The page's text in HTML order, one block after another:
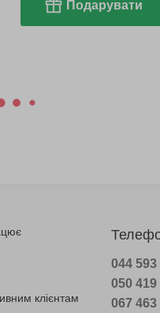
Подарувати
клієнтам
044 593
050 419
067 463